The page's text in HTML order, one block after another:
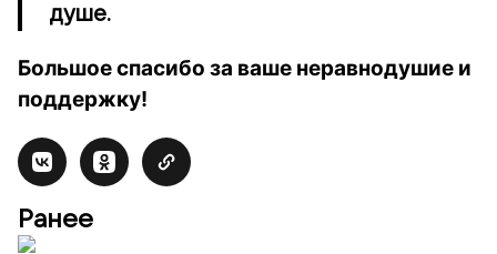
душе.
Большое спасибо за ваше неравнодушие и
поддержку!
Ранее